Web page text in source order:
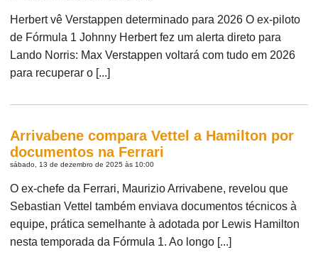
Herbert vê Verstappen determinado para 2026 O ex-piloto
de Fórmula 1 Johnny Herbert fez um alerta direto para
Lando Norris: Max Verstappen voltará com tudo em 2026
para recuperar o [...]
Arrivabene compara Vettel a Hamilton por
documentos na Ferrari
sábado, 13 de dezembro de 2025 às 10:00
O ex-chefe da Ferrari, Maurizio Arrivabene, revelou que
Sebastian Vettel também enviava documentos técnicos à
equipe, prática semelhante à adotada por Lewis Hamilton
nesta temporada da Fórmula 1. Ao longo [...]